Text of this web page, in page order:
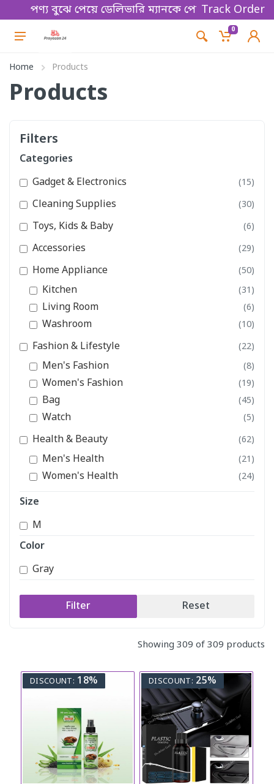
পেয়ে ডেলিভারি ম্যানকে পেমেন্ট করবেন। Thanks
Track Order
0
Home Products
Products
Filters
Categories
Gadget & Electronics
(15)
Cleaning Supplies (30)
Toys, Kids & Baby (6)
Accessories (29)
Home Appliance (50)
Kitchen (31)
Living Room (6)
Washroom (10)
Fashion & Lifestyle (22)
Men's Fashion (8)
Women's Fashion (19)
Bag (45)
Watch (5)
Health & Beauty (62)
Men's Health (21)
Women's Health (24)
Size
M
Color
Gray
Filter Reset
Showing 309 of 309 products
DISCOUNT: 18% DISCOUNT: 25%